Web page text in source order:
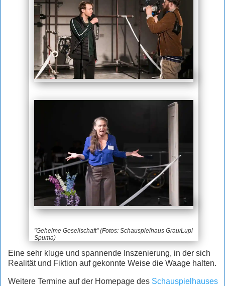
"Geheime Gesellschaft" (Fotos: Schauspielhaus Grau/Lupi
Spuma)
Eine sehr kluge und spannende Inszenierung, in der sich
Realität und Fiktion auf gekonnte Weise die Waage halten.
Weitere Termine auf der Homepage des Schauspielhauses